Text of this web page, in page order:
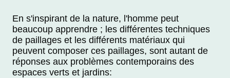
En s'inspirant de la nature, l'homme peut
beaucoup apprendre ; les différentes techniques
de paillages et les différents matériaux qui
peuvent composer ces paillages, sont autant de
réponses aux problèmes contemporains des
espaces verts et jardins: